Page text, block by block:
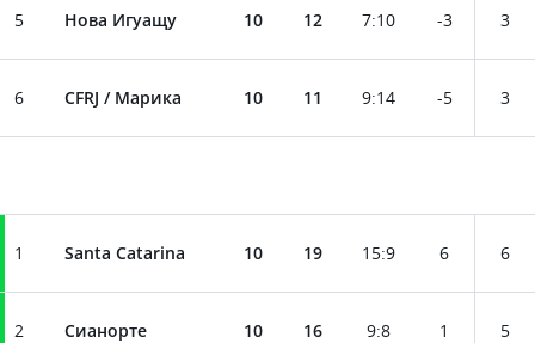
5 Нова Игуащу 10 12 7:10 -3 3
6 CFRJ / Марика 10 11 9:14 -5 3
1 Santa Catarina 10 19 15:9 6 6
2 Сианорте 10 16 9:8 1 5